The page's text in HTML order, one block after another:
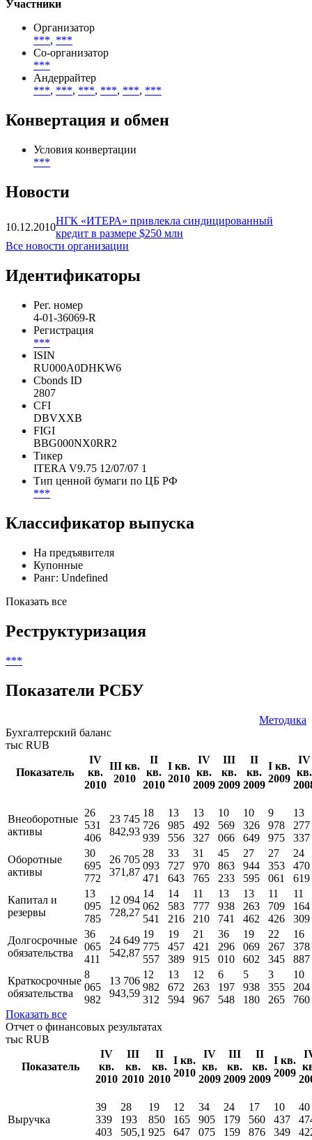
Участники
Организатор
***, ***
Со-организатор
***
Андеррайтер
***, ***, ***, ***, ***, ***
Конвертация и обмен
Условия конвертации
***
Новости
10.12.2010
НГК «ИТЕРА» привлекла синдицированный
кредит в размере $250 млн
Все новости организации
Идентификаторы
Рег. номер
4-01-36069-R
Регистрация
***
ISIN
RU000A0DHKW6
Cbonds ID
2807
CFI
DBVXXB
FIGI
BBG000NX0RR2
Тикер
ITERA V9.75 12/07/07 1
Тип ценной бумаги по ЦБ РФ
***
Классификатор выпуска
На предъявителя
Купонные
Ранг: Undefined
Показать все
Реструктуризация
***
Показатели РСБУ
Методика
Бухгалтерский баланс
тыс RUB
Показатель
IV
кв.
2010
III кв.
2010
II
кв.
2010
I кв.
2010
IV
кв.
2009
III
кв.
2009
II
кв.
2009
I кв.
2009
IV
кв.
Внеоборотные
активы
26
531
406
23 745
842,93
18
726
939
13
985
556
13
492
327
10
569
066
10
326
649
9
978
975
13
277
337
Оборотные
активы
30
695
772
26 705
371,87
28
093
471
33
727
643
31
970
765
45
863
233
27
944
595
27
353
061
24
470
619
Капитал и
резервы
13
095
785
12 094
728,27
14
062
541
14
583
216
11
777
210
13
938
741
13
263
462
11
709
426
11
164
309
Долгосрочные
обязательства
36
065
411
24 649
542,87
19
775
557
19
457
389
21
421
915
36
296
010
19
069
602
22
267
345
16
378
887
Краткосрочные
обязательства
8
065
982
13 706
943,59
12
982
312
13
672
594
12
263
967
6
197
548
5
938
180
3
355
265
10
204
760
Показать все
Отчет о финансовых результатах
тыс RUB
Показатель
IV
кв.
2010
III
кв.
2010
II
кв.
2010
I кв.
2010
IV
кв.
2009
III
кв.
2009
II
кв.
2009
I кв.
2009
Выручка
39
339
403
28
193
505,1
19
850
925
12
165
647
34
905
075
24
179
159
17
560
876
10
437
349
40